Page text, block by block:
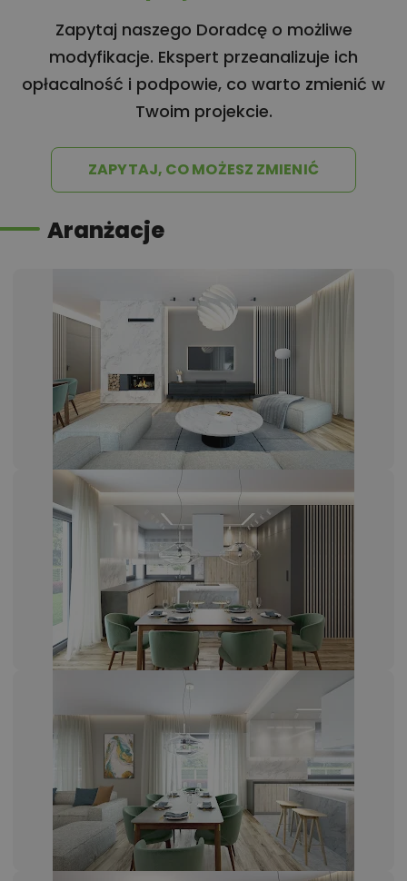
Zapytaj naszego Doradcę o możliwe
modyfikacje. Ekspert przeanalizuje ich
opłacalność i podpowie, co warto zmienić w
Twoim projekcie.
ZAPYTAJ, CO MOŻESZ ZMIENIĆ
Aranżacje